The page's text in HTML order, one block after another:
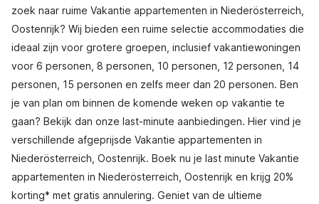
zoek naar ruime Vakantie appartementen in Niederösterreich,
Oostenrijk? Wij bieden een ruime selectie accommodaties die
ideaal zijn voor grotere groepen, inclusief vakantiewoningen
voor 6 personen, 8 personen, 10 personen, 12 personen, 14
personen, 15 personen en zelfs meer dan 20 personen. Ben
je van plan om binnen de komende weken op vakantie te
gaan? Bekijk dan onze last-minute aanbiedingen. Hier vind je
verschillende afgeprijsde Vakantie appartementen in
Niederösterreich, Oostenrijk. Boek nu je last minute Vakantie
appartementen in Niederösterreich, Oostenrijk en krijg 20%
korting* met gratis annulering. Geniet van de ultieme